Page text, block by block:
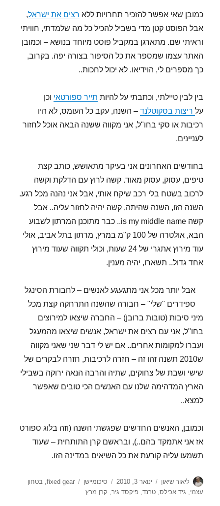
כמובן שאי אפשר להזכיר תחרויות ללא רצים את ישראל,
אבל הפוסט קטן מדי בשביל להכיל כל מה שלמדתי, חוויתי
וראיתי שם. מתארגן במקביל פוסט מיוחד בנושא – וכמובן
האתר עצמו שמספר את כל הסיפור בצורה יפה. בקרוב,
כך מספרים לי, הוידיאו. לא יכול לחכות..
בין לבין טיילתי, וכתבתי על להיות תייר ספורטאי וכן
על ריצות בסקוטלנד – השנה, עקב כל העומס, לא היו
רכיבות או סקי בחו"ל, אני מקווה ששנה הבאה אוכל לחזור
לעניינים.
בחודשים האחרונים אני בעיקר מתאושש, כותב קצת
טיפים, עסוק, עסוק מאוד. קשה לרוץ עם הדלקת וקשה
לרכוב בשטח בלי רכב שיקח אותי, אבל אני נהנה מכל רגע.
השנה הזו, השנה שהיתה, קשה יהיה לחזור עליה.. אבל
קשה is my middle name.. כבר מתוכנן המרתון לשבוע
הבא, אולטרה של 100 ק"מ במרץ, מרתון בתל אביב, אולי
עוד מירוץ אתגרי של 24 שעות, וכולי תקווה שעוד מירוץ
אחד גדול.. תשארו, יהיה מענין.
אבל יותר מכל אני מתגעגע לאנשים – לחבורת הסינגל
ספידרים "שלי" – חבורה שהשנה התרחקה קצת מכל
מיני סיבות (טובות ברובן) – החברה שיצאו למירוצים
בחו"ל, אני עם רצים את ישראל, אנשים שיצאו מהמעגל
ועברו למקומות אחרים.. אם יש לי דבר שני שאני מקווה
ש2010 תשנה זהו זה – חזרה לרכיבות, חזרה לבקרים של
שישי ושבת של צחוקים, שתיה והרבה הנאה ירוקה בשבילי
הארץ המדהימה שלנו עם האנשים הכי טובים שאפשר
למצא..
וכמובן, האנשים החדשים שפגשתי השנה (וזה בלוג ספורט
אז אני אתמקד בהם..), ובראשם קרן התותחית – שעוד
תשמעו עליה קורעת את כל השיאים במדינה הזו.
מחבר
ליאור שיאון
פורסם
בתאריך
ינואר 3, 2010 קטגוריות
סיכומיישן תגיות
fixed gear
,בטחון
עצמי, גיד אכילס,טרנד,פיקסד גיר, קרן מרץ